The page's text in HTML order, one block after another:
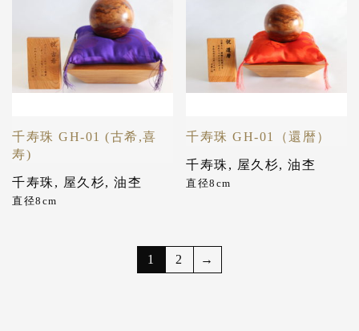
千寿珠 GH-01 (古希,喜
寿)
千寿珠 , 屋久杉, 油杢
直径8cm
千寿珠 GH-01（還暦）
千寿珠 , 屋久杉,油杢
直径8cm
1 2 →